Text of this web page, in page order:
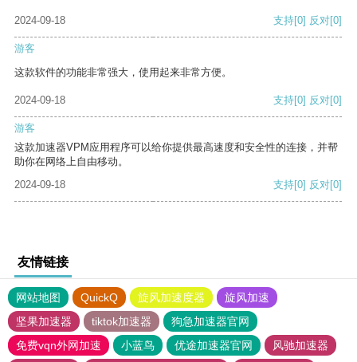
2024-09-18 支持[0] 反对[0]
游客
这款软件的功能非常强大，使用起来非常方便。
2024-09-18 支持[0] 反对[0]
游客
这款加速器VPM应用程序可以给你提供最高速度和安全性的连接，并帮
助你在网络上自由移动。
2024-09-18
支持[0] 反对[0]
友情链接
网站地图 QuickQ 旋风加速度器
旋风加速
坚果加速器
tiktok加速器
狗急加速器官网
免费vqn外网加速
小蓝鸟 优途加速器官网
风驰加速器